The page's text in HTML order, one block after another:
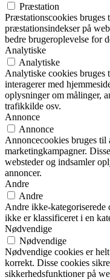
Præstation
Præstationscookies bruges
præstationsindekser på
bedre brugeroplevelse for
Analytiske
Analytiske
Analytiske cookies bruges
interagerer med
oplysninger om målinger,
trafikkilde osv.
Annonce
Annonce
Annoncecookies bruges til
marketingkampagner.
websteder og indsamler
annoncer.
Andre
Andre
Andre ikke-kategoriserede
ikke er klassificeret i en
Nødvendige
Nødvendige
Nødvendige cookies er
korrekt. Disse cookies
sikkerhedsfunktioner på